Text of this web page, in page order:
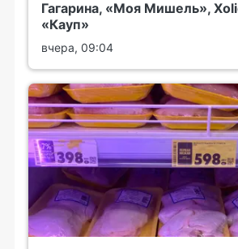
Гагарина, «Моя Мишель»,
«Кауп»
вчера, 09:04